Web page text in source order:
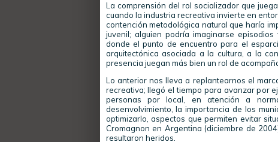
La comprensión del rol socializador que
cuando la industria recreativa invierte en
contención metodológica natural que haría
juvenil; alguien podría imaginarse
donde el punto de encuentro para el
arquitectónica asociada a la cultura, a la
presencia juegan más bien un rol de
Lo anterior nos lleva a replantearnos el
recreativa; llegó el tiempo para avanzar por
personas por local, en atención a
desenvolvimiento, la importancia de los
optimizarlo, aspectos que permiten evitar
Cromagnon en Argentina (diciembre de
resultaron heridos.